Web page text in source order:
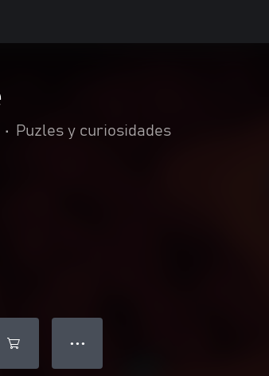
• Puzles y curiosidades
● ● ●